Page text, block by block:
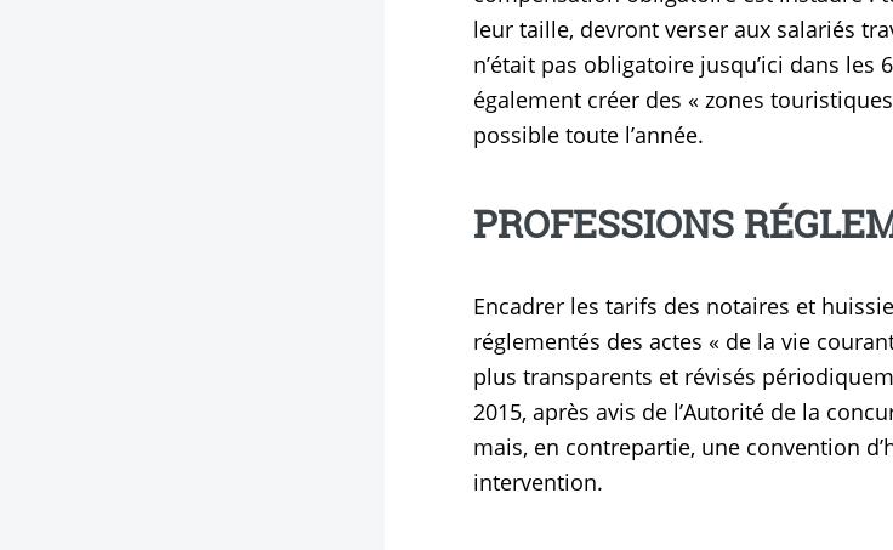
leur taille, devront verser aux salariés
n’était pas obligatoire jusqu’ici dans
également créer des « zones
possible toute l’année.
PROFESSIONS
Encadrer les tarifs des notaires et
réglementés des actes « de la vie
plus transparents et révisés
2015, après avis de l’Autorité de la
mais, en contrepartie, une convention
intervention.